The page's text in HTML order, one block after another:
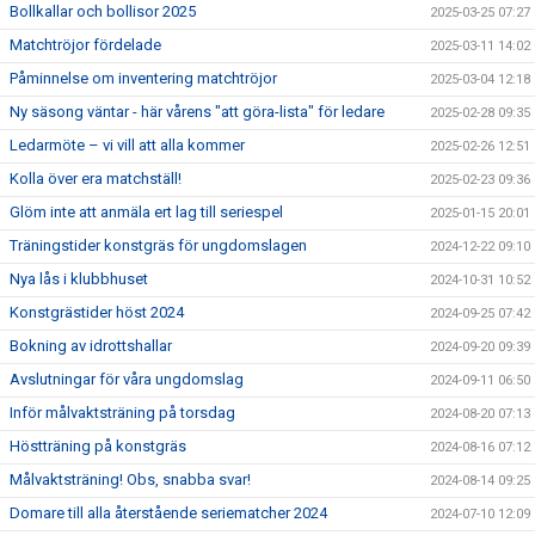
Bollkallar och bollisor 2025 2025-03-25 07:27
Matchtröjor fördelade 2025-03-11 14:02
Påminnelse om inventering matchtröjor 2025-03-04 12:18
Ny säsong väntar - här vårens "att göra-lista" för ledare 2025-02-28 09:35
Ledarmöte – vi vill att alla kommer 2025-02-26 12:51
Kolla över era matchställ! 2025-02-23 09:36
Glöm inte att anmäla ert lag till seriespel 2025-01-15 20:01
Träningstider konstgräs för ungdomslagen 2024-12-22 09:10
Nya lås i klubbhuset 2024-10-31 10:52
Konstgrästider höst 2024 2024-09-25 07:42
Bokning av idrottshallar 2024-09-20 09:39
Avslutningar för våra ungdomslag 2024-09-11 06:50
Inför målvaktsträning på torsdag 2024-08-20 07:13
Höstträning på konstgräs 2024-08-16 07:12
Målvaktsträning! Obs, snabba svar! 2024-08-14 09:25
Domare till alla återstående seriematcher 2024 2024-07-10 12:09